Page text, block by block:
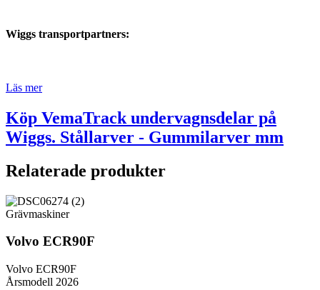
Wiggs transportpartners:
Läs mer
Köp VemaTrack undervagnsdelar på
Wiggs. Stållarver - Gummilarver mm
Relaterade produkter
Grävmaskiner
Volvo ECR90F
Volvo ECR90F
Årsmodell 2026